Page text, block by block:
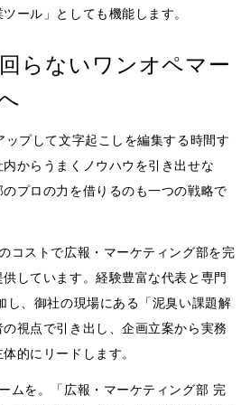
ール」としても機能します。
らないワンオペマー
ップして文字起こしを編集する時間す
からうまくノウハウを引き出せな
プロの力を借りるのも一つの戦略で
コストで広報・マーケティング部を完
しています。経験豊富な代表と専門
し、御社の現場にある「泥臭い課題解
視点で引き出し、企画立案から実務
的にリードします。
ムを。「広報・マーケティング部 完